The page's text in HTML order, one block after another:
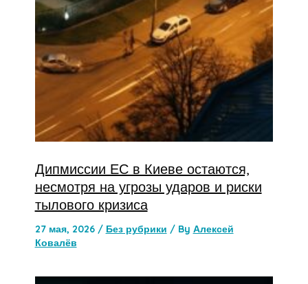
Дипмиссии ЕС в Киеве остаются,
несмотря на угрозы ударов и риски
тылового кризиса
27 мая, 2026 / Без рубрики / By Алексей
Ковалёв